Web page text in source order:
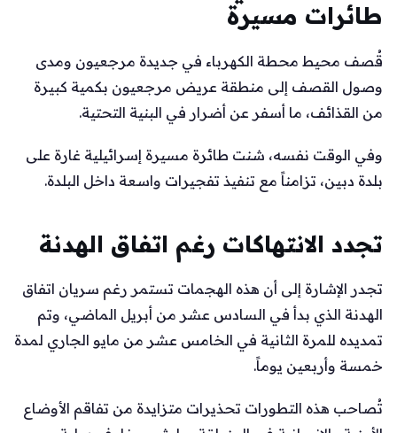
طائرات مسيرة
قُصف محيط محطة الكهرباء في جديدة مرجعيون ومدى
وصول القصف إلى منطقة عريض مرجعيون بكمية كبيرة
من القذائف، ما أسفر عن أضرار في البنية التحتية.
وفي الوقت نفسه، شنت طائرة مسيرة إسرائيلية غارة على
بلدة دبين، تزامناً مع تنفيذ تفجيرات واسعة داخل البلدة.
تجدد الانتهاكات رغم اتفاق الهدنة
تجدر الإشارة إلى أن هذه الهجمات تستمر رغم سريان اتفاق
الهدنة الذي بدأ في السادس عشر من أبريل الماضي، وتم
تمديده للمرة الثانية في الخامس عشر من مايو الجاري لمدة
خمسة وأربعين يوماً.
تُصاحب هذه التطورات تحذيرات متزايدة من تفاقم الأوضاع